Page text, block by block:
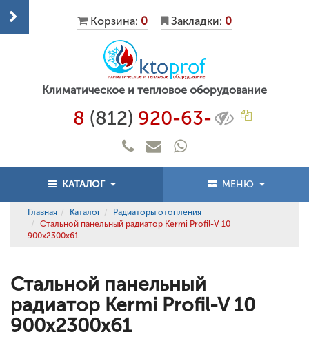
Корзина: 0 Закладки: 0
Климатическое и тепловое оборудование
8 (812) 920-63-
КАТАЛОГ МЕНЮ
Главная Каталог
Радиаторы отопления
Стальной панельный радиатор Kermi Profil-V 10
900x2300x61
Стальной панельный
радиатор Kermi Profil-V 10
900x2300x61